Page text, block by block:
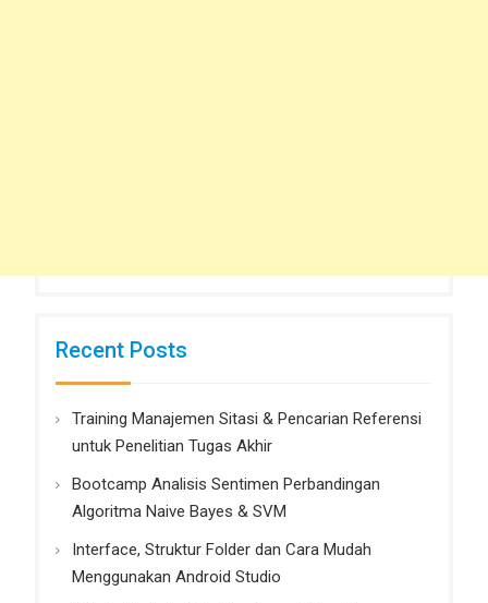
Recent Posts
Training Manajemen Sitasi & Pencarian Referensi
untuk Penelitian Tugas Akhir
Bootcamp Analisis Sentimen Perbandingan
Algoritma Naive Bayes & SVM
Interface, Struktur Folder dan Cara Mudah
Menggunakan Android Studio